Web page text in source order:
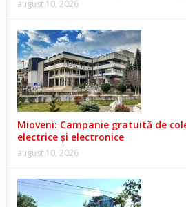
august 10, 2026
Mioveni: Campanie gratuită de
electrice și electronice
august 10, 2026